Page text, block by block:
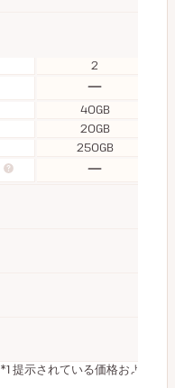
2
40GB
20GB
250GB
*1 提示されている価格および仕